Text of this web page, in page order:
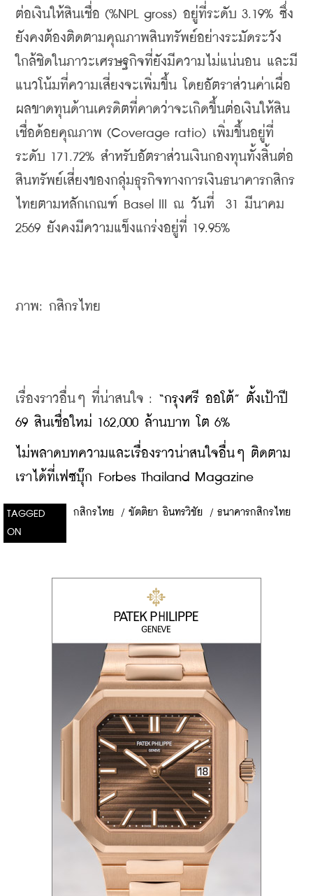
ต่อเงินให้สินเชื่อ (%NPL gross) อยู่ที่ระดับ 3.19% ซึ่ง
ยังคงต้องติดตามคุณภาพสินทรัพย์อย่างระมัดระวัง
ใกล้ชิดในภาวะเศรษฐกิจที่ยังมีความไม่แน่นอน และมี
แนวโน้มที่ความเสี่ยงจะเพิ่มขึ้น โดยอัตราส่วนค่าเผื่อ
ผลขาดทุนด้านเครดิตที่คาดว่าจะเกิดขึ้นต่อเงินให้สิน
เชื่อด้อยคุณภาพ (Coverage ratio) เพิ่มขึ้นอยู่ที่
ระดับ 171.72% สำหรับอัตราส่วนเงินกองทุนทั้งสิ้นต่อ
สินทรัพย์เสี่ยงของกลุ่มธุรกิจทางการเงินธนาคารกสิกร
ไทยตามหลักเกณฑ์ Basel III ณ วันที่  31 มีนาคม
2569 ยังคงมีความแข็งแกร่งอยู่ที่ 19.95%
ภาพ: กสิกรไทย
เรื่องราวอื่นๆ ที่น่าสนใจ : “กรุงศรี ออโต้” ตั้งเป้าปี
69 สินเชื่อใหม่ 162,000 ล้านบาท โต 6%
ไม่พลาดบทความและเรื่องราวน่าสนใจอื่นๆ ติดตาม
เราได้ที่เฟซบุ๊ก Forbes Thailand Magazine
TAGGED
ON
กสิกรไทย / ขัตติยา อินทรวิชัย / ธนาคารกสิกรไทย